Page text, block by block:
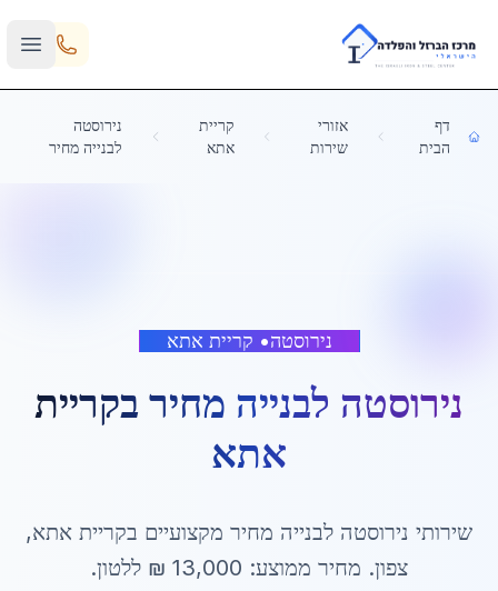
Skip to main content
דף
הבית
אזורי
שירות
קריית
אתא
נירוסטה
לבנייה מחיר
נירוסטה• קריית אתא
נירוסטה לבנייה מחיר בקריית
אתא
שירותי נירוסטה לבנייה מחיר מקצועיים בקריית אתא,
צפון. מחיר ממוצע: 13,000 ₪ ללטון.